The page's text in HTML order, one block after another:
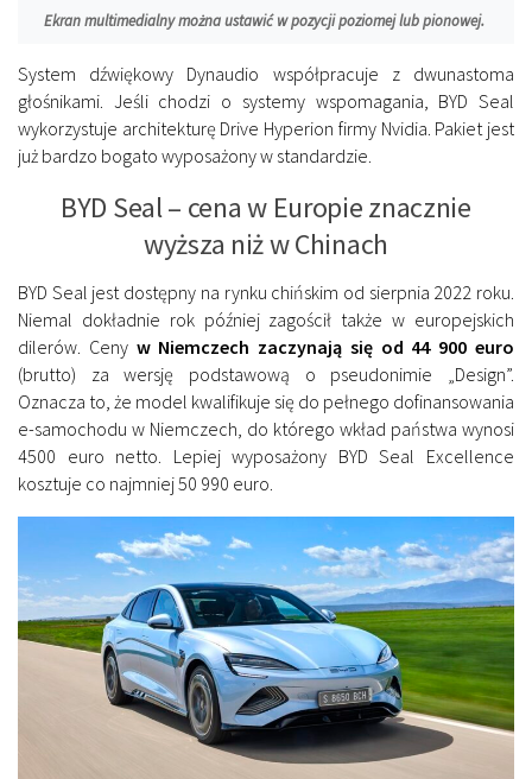
Ekran multimedialny można ustawić w pozycji poziomej lub pionowej.
System dźwiękowy Dynaudio współpracuje z dwunastoma
głośnikami. Jeśli chodzi o systemy wspomagania, BYD Seal
wykorzystuje architekturę Drive Hyperion firmy Nvidia. Pakiet jest
już bardzo bogato wyposażony w standardzie.
BYD Seal – cena w Europie znacznie
wyższa niż w Chinach
BYD Seal jest dostępny na rynku chińskim od sierpnia 2022 roku.
Niemal dokładnie rok później zagościł także w europejskich
dilerów. Ceny w Niemczech zaczynają się od 44 900 euro
(brutto) za wersję podstawową o pseudonimie „Design”.
Oznacza to, że model kwalifikuje się do pełnego dofinansowania
e-samochodu w Niemczech, do którego wkład państwa wynosi
4500 euro netto. Lepiej wyposażony BYD Seal Excellence
kosztuje co najmniej 50 990 euro.